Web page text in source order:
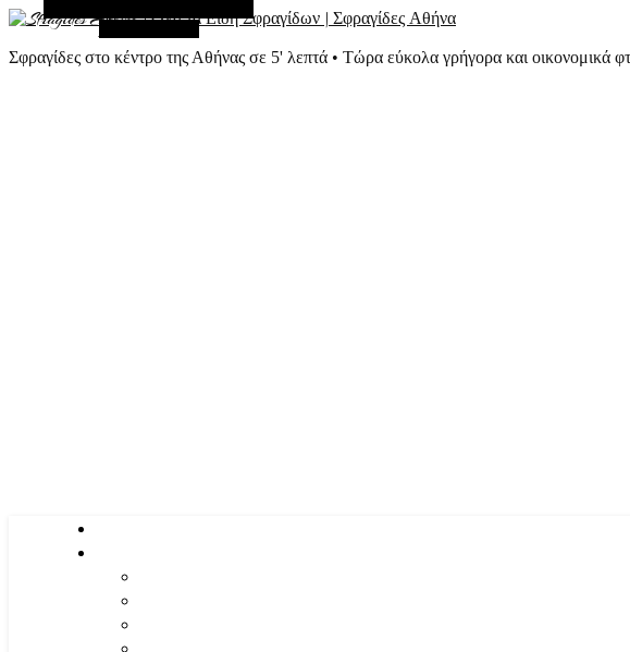
Σφραγίδες στο κέντρο της Αθήνας σε 5' λεπτά • Τώρα εύκολα γρήγορα και
Τυχαίο Άρθρο